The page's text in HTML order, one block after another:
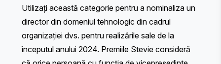
Utilizați această categorie pentru a nominaliza un
director din domeniul tehnologic din cadrul
organizației dvs. pentru realizările sale de la
începutul anului 2024. Premiile Stevie consideră